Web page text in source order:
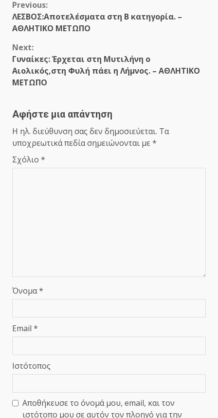
Continue
Reading
Previous:
ΛΕΣΒΟΣ:Αποτελέσματα στη Β κατηγορία. –
ΑΘΛΗΤΙΚΟ ΜΕΤΩΠΟ
Next:
Γυναίκες: Έρχεται στη Μυτιλήνη ο
Αιολικός,στη Φυλή πάει η Λήμνος. – ΑΘΛΗΤΙΚΟ
ΜΕΤΩΠΟ
Αφήστε μια απάντηση
Η ηλ. διεύθυνση σας δεν δημοσιεύεται. Τα
υποχρεωτικά πεδία σημειώνονται με *
Σχόλιο *
Όνομα*
Email *
Ιστότοπος
Αποθήκευσε το όνομά μου, email, και τον
ιστότοπο μου σε αυτόν τον πλοηγό για την